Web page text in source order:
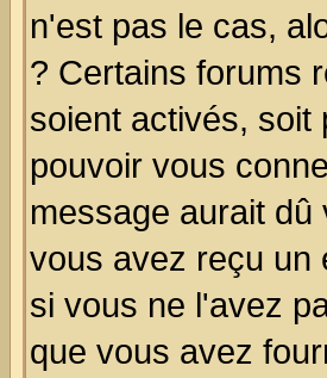
n'est pas le cas,
? Certains forums
soient activés, soit
pouvoir vous
message aurait
vous avez reçu un
si vous ne l'avez
que vous avez